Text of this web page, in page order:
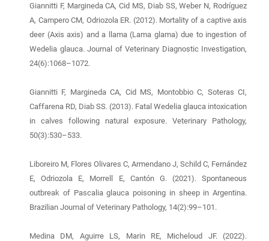
Giannitti F, Margineda CA, Cid MS, Diab SS, Weber N, Rodríguez
A, Campero CM, Odriozola ER. (2012). Mortality of a captive axis
deer (Axis axis) and a llama (Lama glama) due to ingestion of
Wedelia glauca. Journal of Veterinary Diagnostic Investigation,
24(6):1068–1072.
Giannitti F, Margineda CA, Cid MS, Montobbio C, Soteras CI,
Caffarena RD, Diab SS. (2013). Fatal Wedelia glauca intoxication
in calves following natural exposure. Veterinary Pathology,
50(3):530–533.
Liboreiro M, Flores Olivares C, Armendano J, Schild C, Fernández
E, Odriozola E, Morrell E, Cantón G. (2021). Spontaneous
outbreak of Pascalia glauca poisoning in sheep in Argentina.
Brazilian Journal of Veterinary Pathology, 14(2):99–101.
Medina DM, Aguirre LS, Marin RE, Micheloud JF. (2022).